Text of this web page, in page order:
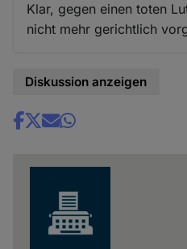
Klar, gegen einen toten
nicht mehr gerichtlich
Diskussion anzeigen
Share